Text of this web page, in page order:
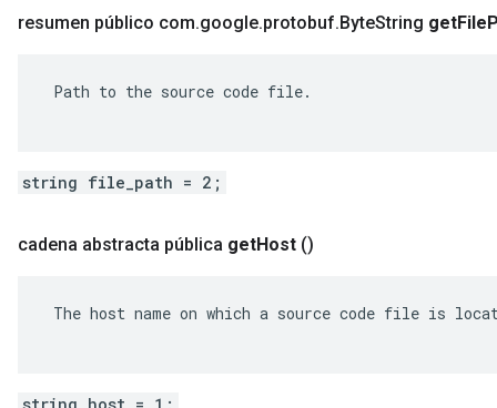
resumen público com.google.protobuf.ByteString getFile
Path to the source code file.
string file_path = 2;
cadena abstracta pública getHost ()
The host name on which a source code file is